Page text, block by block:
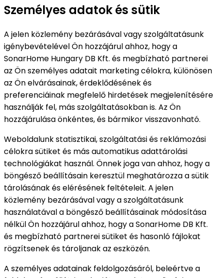
Személyes adatok és sütik
A jelen közlemény bezárásával vagy szolgáltatásunk
igénybevételével Ön hozzájárul ahhoz, hogy a
SonarHome Hungary DB Kft. és megbízható partnerei
az Ön személyes adatait marketing célokra, különösen
az Ön elvárásainak, érdeklődésének és
preferenciáinak megfelelő hirdetések megjelenítésére
használják fel, más szolgáltatásokban is. Az Ön
hozzájárulása önkéntes, és bármikor visszavonható.
Weboldalunk statisztikai, szolgáltatási és reklámozási
célokra sütiket és más automatikus adattárolási
technológiákat használ. Önnek joga van ahhoz, hogy a
böngésző beállításain keresztül meghatározza a sütik
tárolásának és elérésének feltételeit. A jelen
közlemény bezárásával vagy a szolgáltatásunk
használatával a böngésző beállításainak módosítása
nélkül Ön hozzájárul ahhoz, hogy a SonarHome DB Kft.
és megbízható partnerei sütiket és hasonló fájlokat
rögzítsenek és tároljanak az eszközén.
A személyes adatainak feldolgozásáról, beleértve a